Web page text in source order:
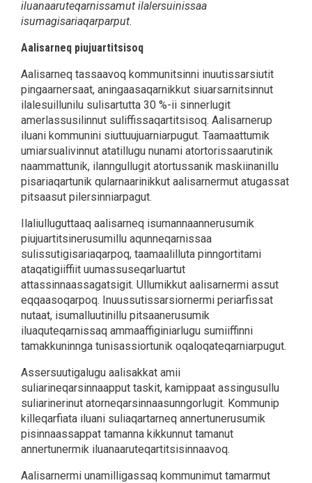
iluanaaruteqarnissamut ilalersuinissaa
isumagisariaqarparput.
Aalisarneq piujuartitsisoq
Aalisarneq tassaavoq kommunitsinni inuutissarsiutit
pingaarnersaat, aningaasaqarnikkut siuarsarnitsinnut
ilalesuillunilu sulisartutta 30 %-ii sinnerlugit
amerlassusilinnut suliffissaqartitsisoq. Aalisarnerup
iluani kommunini siuttuujuarniarpugut. Taamaattumik
umiarsualivinnut atatillugu nunami atortorissaarutinik
naammattunik, ilanngullugit atortussanik maskiinanillu
pisariaqartunik qularnaarinikkut aalisarnermut atugassat
pitsaasut pilersinniarpagut.
Ilaliulluguttaaq aalisarneq isumannaannerusumik
piujuartitsinerusumillu aqunneqarnissaa
sulissutigisariaqarpoq, taamaalilluta pinngortitami
ataqatigiiffiit uumassuseqarluartut
attassinnaassagatsigit. Ullumikkut aalisarnermi assut
eqqaasoqarpoq. Inuussutissarsiornermi periarfissat
nutaat, isumalluutinillu pitsaanerusumik
iluaquteqarnissaq ammaaffiginiarlugu sumiiffinni
tamakkuninnga tunisassiortunik oqaloqateqarniarpugut.
Assersuutigalugu aalisakkat amii
suliarineqarsinnaapput taskit, kamippaat assingusullu
suliarinerinut atorneqarsinnaasunngorlugit. Kommunip
killeqarfiata iluani suliaqartarneq annertunerusumik
pisinnaassappat tamanna kikkunnut tamanut
annertunermik iluanaaruteqartitsisinnaavoq.
Aalisarnermi unamilligassaq kommunimut tamarmut